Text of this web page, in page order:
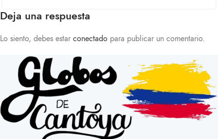
Deja una respuesta
Lo siento, debes estarconectado para publicar un comentario.